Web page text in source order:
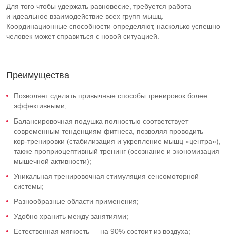
Для того чтобы удержать равновесие, требуется работа
и идеальное взаимодействие всех групп мышц.
Координационные способности определяют, насколько успешно
человек может справиться с новой ситуацией.
Преимущества
Позволяет сделать привычные способы тренировок более
эффективными;
Балансировочная подушка полностью соответствует
современным тенденциям фитнеса, позволяя проводить
кор-тренировки (стабилизация и укрепление мышц «центра»),
также проприоцептивный тренинг (осознание и экономизация
мышечной активности);
Уникальная тренировочная стимуляция сенсомоторной
системы;
Разнообразные области применения;
Удобно хранить между занятиями;
Естественная мягкость — на 90% состоит из воздуха;